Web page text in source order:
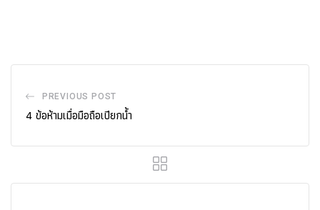
PREVIOUS POST
4 ข้อห้ามเมื่อมือถือเปียกน้ำ